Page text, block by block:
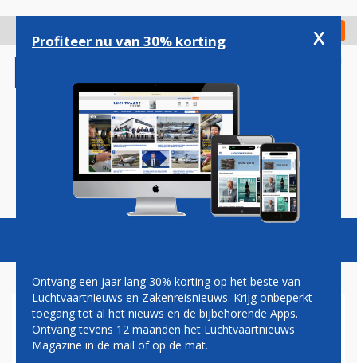
gaan
Check in
Magazine Podcasts Vacatures
QSUITE
Profiteer nu van 30% korting x
Ontvang een jaar lang 30% korting op het beste van
Luchtvaartnieuws en Zakenreisnieuws. Krijg onbeperkt
toegang tot al het nieuws en de bijbehorende Apps.
Ontvang tevens 12 maanden het Luchtvaartnieuws
Magazine in de mail of op de mat.